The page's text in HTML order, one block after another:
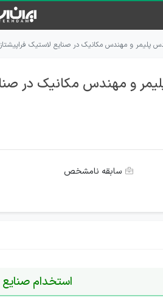
پلیمر و مهندس مکانیک در صنایع لاستیک فراپیشتاز
و مهندس مکانیک در
سابقه نامشخص
استخدام صنایع